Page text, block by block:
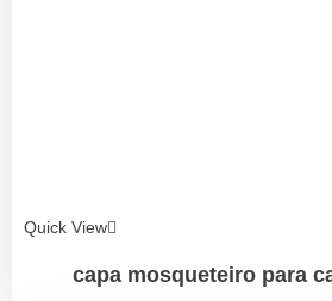
Quick View
capa mosqueteiro para